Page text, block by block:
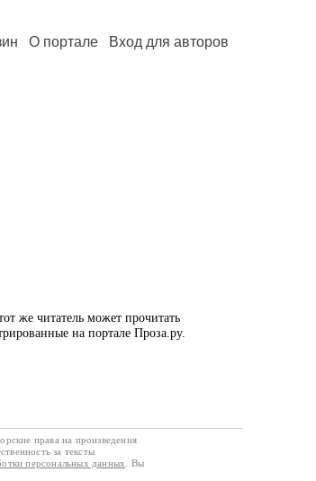
О портале Вход для авторов
же читатель может прочитать
на портале Проза.ру.
права на произведения
за тексты
персональных данных
. Вы